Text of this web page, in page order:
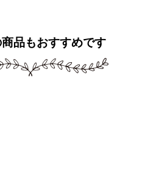
品もおすすめです